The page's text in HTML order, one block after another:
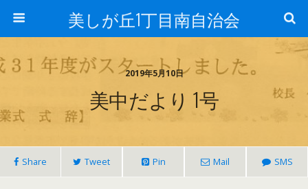
美しが丘1丁目南自治会
2019年5月10日
美中だより 1号
Share Tweet Pin Mail SMS